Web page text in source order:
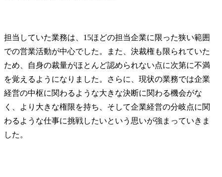
担当していた業務は、15ほどの担当企業に限った狭い範囲
での営業活動が中心でした。また、決裁権も限られていた
ため、自身の裁量がほとんど認められない点に次第に不満
を覚えるようになりました。さらに、現状の業務では企業
経営の中枢に関わるような大きな決断に関わる機会がな
く、より大きな権限を持ち、そして企業経営の分岐点に関
わるような仕事に挑戦したいという思いが強まっていきま
した。